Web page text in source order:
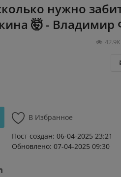
нужно
🤯 - Владимир
42.9К
В Избранное
Пост создан: 06-04-2025 23:21
Обновлено: 07-04-2025 09:30